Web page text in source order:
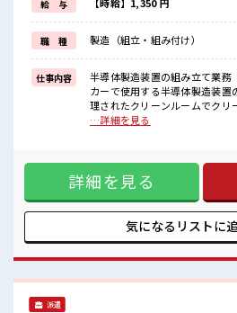
イチからスキルUP・ステップUP目指して
≪収入アップを目指せる≫
高時給だらけの派遣のお仕事です！
■職場の雰囲気
少人数の職場だから一緒に働く仲間との
≪20代の方が多数活躍中の職場≫
一息つける休憩スペースもあります！
給 与
職 種 製造（組立・組み付け）
仕事内容
半導体製造装置の組み立て業務
カーで使用する半導体製造装置
理されたクリーンルームでクリ
お仕事です。 ■お仕事PR ≪残業多めでがっつり稼ぐ≫ 高収入
消♪ ≪未経験OKの仕事≫ 新し
不安だけど、 しっかり働く環境
キルUP・ステップUP目指して
を目指せる≫ 高時給だらけの派遣のお
囲気 少人数の職場だから一緒
い！ ≪20代の方が多数活躍中
…詳細を見る
詳細を見る
気になるリストに
派遣